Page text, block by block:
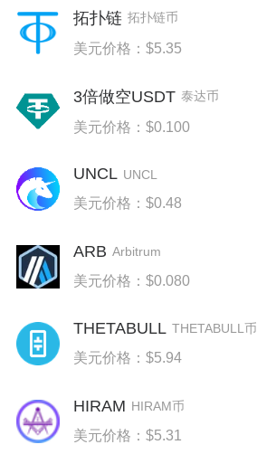
拓扑链 拓扑链币
美元价格：$5.35
3倍做空USDT 泰达币
美元价格：$0.100
UNCL UNCL
美元价格：$0.48
ARB Arbitrum
美元价格：$0.080
THETABULL THETABULL币
美元价格：$5.94
HIRAM HIRAM币
美元价格：$5.31